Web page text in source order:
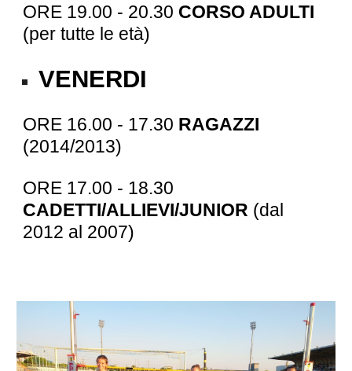
ORE 19.00 - 20.30 CORSO ADULTI
(per tutte le età)
VENERDI
ORE 16.00 - 17.30 RAGAZZI
(2014/2013)
ORE 17.00 - 18.30
CADETTI/ALLIEVI/JUNIOR (dal
2012 al 2007)